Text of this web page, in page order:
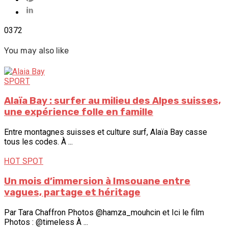
0372
You may also like
SPORT
Alaïa Bay : surfer au milieu des Alpes suisses,
une expérience folle en famille
Entre montagnes suisses et culture surf, Alaïa Bay casse
tous les codes. À ...
HOT SPOT
Un mois d’immersion à Imsouane entre
vagues, partage et héritage
Par Tara Chaffron Photos @hamza_mouhcin et Ici le film
Photos : @timeless À ...